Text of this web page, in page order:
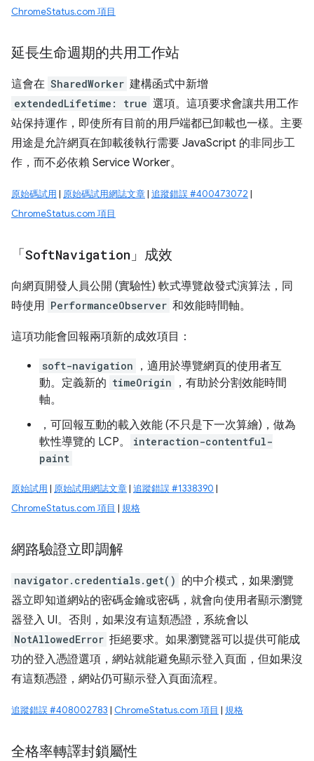
ChromeStatus.com 項目
延長生命週期的共用工作站
這會在 SharedWorker 建構函式中新增
extendedLifetime: true 選項。這項要求會讓共用工作
站保持運作，即使所有目前的用戶端都已卸載也一樣。主要
用途是允許網頁在卸載後執行需要 JavaScript 的非同步工
作，而不必依賴 Service Worker。
原始碼試用 | 原始碼試用網誌文章| 追蹤錯誤 #400473072 |
ChromeStatus.com 項目
「SoftNavigation 」成效
向網頁開發人員公開 (實驗性) 軟式導覽啟發式演算法，同
時使用 PerformanceObserver 和效能時間軸。
這項功能會回報兩項新的成效項目：
soft-navigation
，適用於導覽網頁的使用者互
動。定義新的 timeOrigin
，有助於分割效能時間
軸。
，可回報互動的載入效能 (不只是下一次算繪)，做為
軟性導覽的 LCP。
interaction-contentful-
paint
原始試用 | 原始試用網誌文章| 追蹤錯誤 #1338390 |
ChromeStatus.com 項目 | 規格
網路驗證立即調解
navigator.credentials.get() 的中介模式，如果瀏覽
器立即知道網站的密碼金鑰或密碼，就會向使用者顯示瀏覽
器登入 UI。否則，如果沒有這類憑證，系統會以
NotAllowedError 拒絕要求。如果瀏覽器可以提供可能成
功的登入憑證選項，網站就能避免顯示登入頁面，但如果沒
有這類憑證，網站仍可顯示登入頁面流程。
追蹤錯誤 #408002783 | ChromeStatus.com 項目 | 規格
全格率轉譯封鎖屬性